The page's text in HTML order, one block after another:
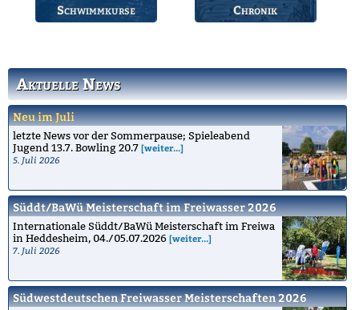
Aktuelle News
Neu im Juli
letzte News vor der Sommerpause; Spieleabend
Jugend 13.7. Bowling 20.7 [weiter...]
5. Juli 2026
Süddt/BaWü Meisterschaft im Freiwasser 2026
Internationale Süddt/BaWü Meisterschaft im Freiwa
in Heddesheim, 04./05.07.2026 [weiter...]
7. Juli 2026
Südwestdeutschen Freiwasser Meisterschaften 2026
Schwimmkurse Chronik